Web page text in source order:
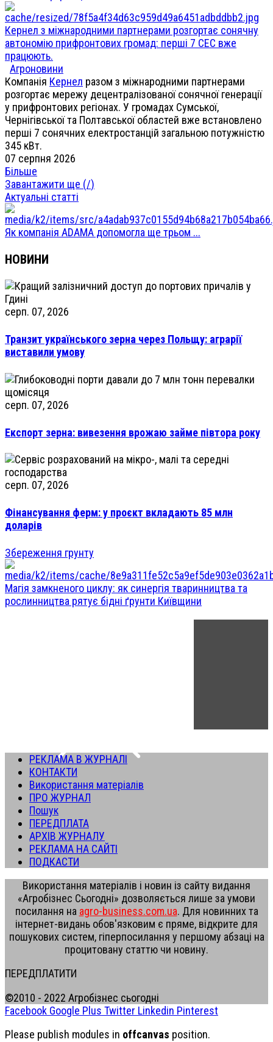
Кернел з міжнародними партнерами розгортає сонячну
автономію прифронтових громад: перші 7 СЕС вже
працюють.
Агроновини
Компанія Кернел разом з міжнародними партнерами
розгортає мережу децентралізованої сонячної генерації
у прифронтових регіонах. У громадах Сумської,
Чернігівської та Полтавської областей вже встановлено
перші 7 сонячних електростанцій загальною потужністю
345 кВт.
07 серпня 2026
Більше
Завантажити ще (/)
Актуальні статті
Як компанія ADAMA допомогла ще трьом ...
НОВИНИ
серп. 07, 2026
Транзит українського зерна через Польщу: аграрії
виставили умову
серп. 07, 2026
Експорт зерна: вивезення врожаю займе півтора року
серп. 07, 2026
Фінансування ферм: у проєкт вкладають 85 млн
доларів
Збереження грунту
Магія замкненого циклу: як синергія тваринництва та
рослинництва рятує бідні ґрунти Київщини
РЕКЛАМА В ЖУРНАЛІ
КОНТАКТИ
Використання матеріалів
ПРО ЖУРНАЛ
Пошук
ПЕРЕДПЛАТА
АРХІВ ЖУРНАЛУ
РЕКЛАМА НА САЙТІ
ПОДКАСТИ
Використання матеріалів і новин із сайту видання
«Агробізнес Сьогодні» дозволяється лише за умови
посилання на agro-business.com.ua. Для новинних та
інтернет-видань обов'язковим є пряме, відкрите для
пошукових систем, гіперпосилання у першому абзаці на
процитовану статтю чи новину.
ПЕРЕДПЛАТИТИ
©2010 - 2022 Агробізнес сьогодні
Facebook Google Plus Twitter Linkedin Pinterest
Please publish modules in offcanvas position.